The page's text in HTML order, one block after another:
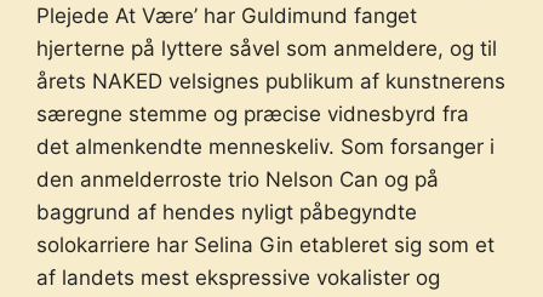
Plejede At Være’ har Guldimund fanget
hjerterne på lyttere såvel som anmeldere, og til
årets NAKED velsignes publikum af kunstnerens
særegne stemme og præcise vidnesbyrd fra
det almenkendte menneskeliv. Som forsanger i
den anmelderroste trio Nelson Can og på
baggrund af hendes nyligt påbegyndte
solokarriere har Selina Gin etableret sig som et
af landets mest ekspressive vokalister og